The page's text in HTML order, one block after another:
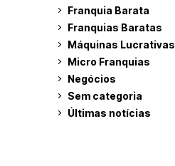
Franquia Barata
Franquias Baratas
Máquinas Lucrativas
Micro Franquias
Negócios
Sem categoria
Últimas notícias